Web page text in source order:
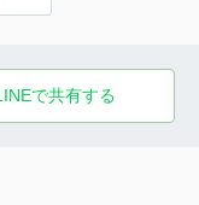
で共有する